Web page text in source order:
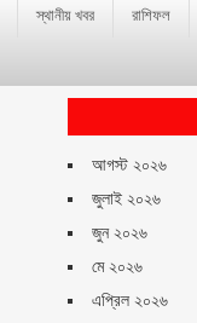
স্থানীয় খবর রাশিফল
আগস্ট ২০২৬
জুলাই ২০২৬
জুন ২০২৬
মে ২০২৬
এপ্রিল ২০২৬